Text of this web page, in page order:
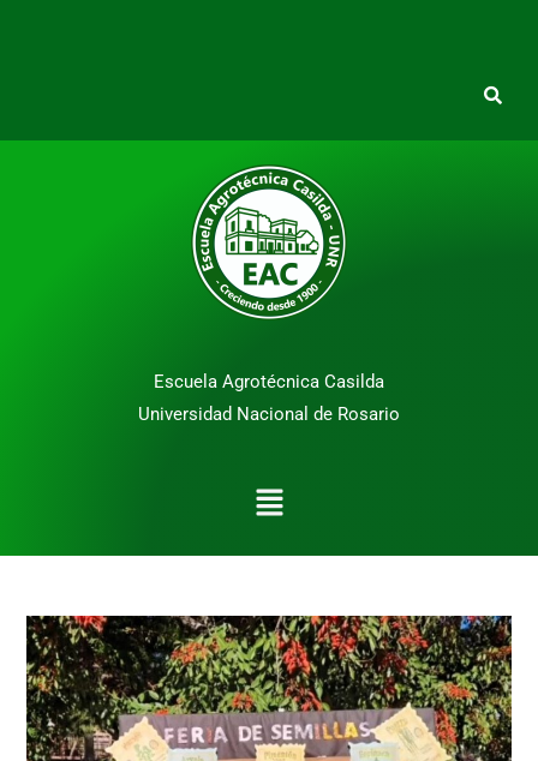
Escuela Agrotécnica Casilda
Universidad Nacional de Rosario